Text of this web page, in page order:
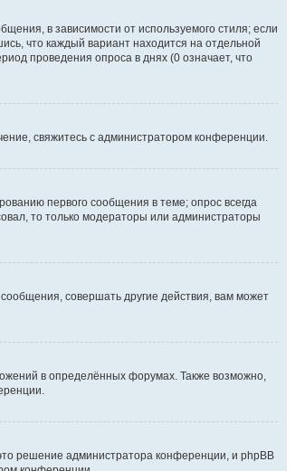
в зависимости от используемого стиля; если
что каждый вариант находится на отдельной
проведения опроса в днях (0 означает, что
свяжитесь с администратором конференции.
первого сообщения в теме; опрос всегда
то только модераторы или администраторы
совершать другие действия, вам может
в определённых форумах. Также возможно,
решение администратора конференции, и phpBB